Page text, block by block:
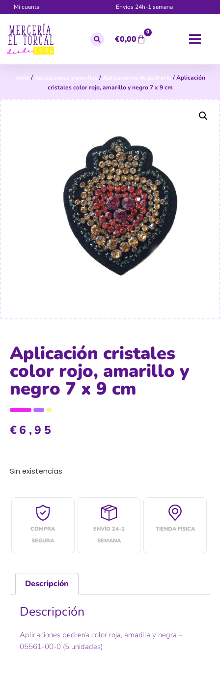
Mi cuenta Envíos 24h-1 semana
€0,00
0
Inicio / Aplicaciones y parches / Aplicaciones de pedrería / Aplicación
cristales color rojo, amarillo y negro 7 x 9 cm
Aplicación cristales
color rojo, amarillo y
negro 7 x 9 cm
€6,95
Sin existencias
COMPRA
SEGURA
ENVÍO 24-1
SEMANA
TIENDA FÍSICA
Descripción
Descripción
Aplicaciones pedrería color roja, amarilla y negra –
05561-00-0 (5 unidades)